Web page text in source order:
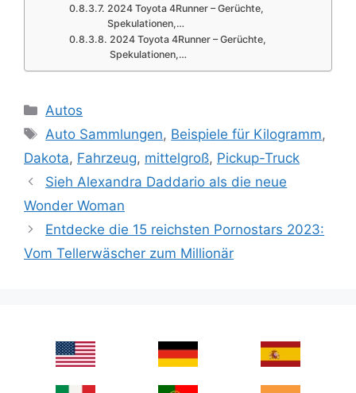
2024 Toyota 4Runner – Gerüchte,
Spekulationen,…
2024 Toyota 4Runner – Gerüchte,
Spekulationen,…
Categories
Autos
Tags
Auto Sammlungen, Beispiele für Kilogramm,
Dakota, Fahrzeug, mittelgroß, Pickup-Truck
Sieh Alexandra Daddario als die neue
Wonder Woman
Entdecke die 15 reichsten Pornostars 2023:
Vom Tellerwäscher zum Millionär